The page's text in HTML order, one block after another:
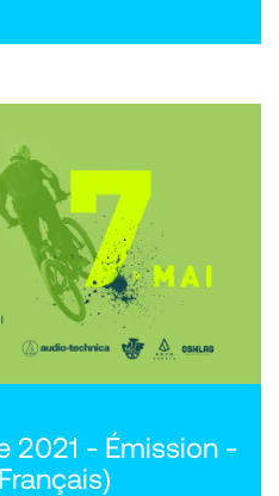
2021 - Émission -